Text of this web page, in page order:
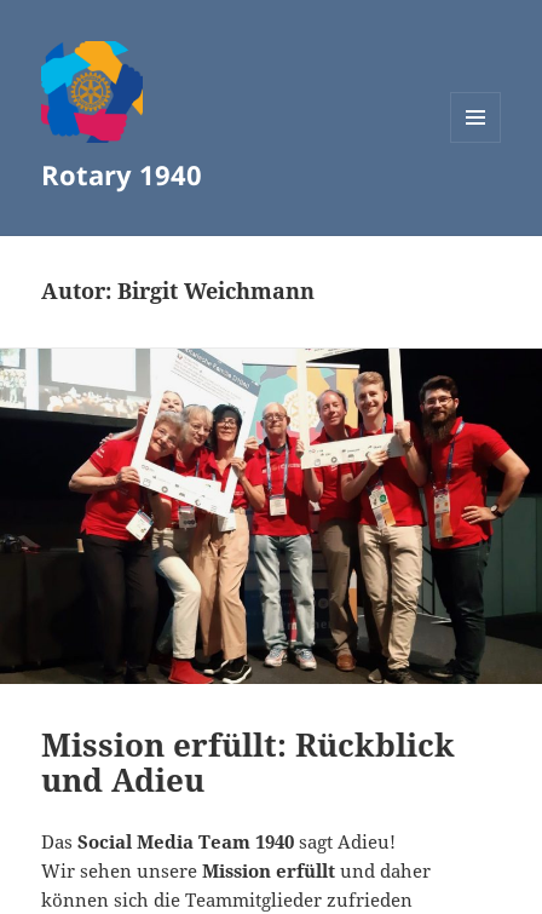
Rotary 1940
Autor:Birgit Weichmann
Mission erfüllt: Rückblick
und Adieu
DasSocial Media Team 1940 sagt Adieu!
Wir sehen unsereMission erfüllt und daher
können sich die Teammitglieder zufrieden